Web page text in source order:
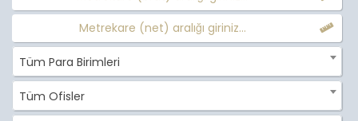
Metrekare (net) aralığı giriniz...
Tüm Para Birimleri
Tüm Ofisler